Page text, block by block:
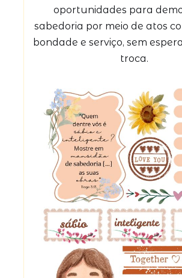
oportunidades para
sabedoria por meio de atos
bondade e serviço, sem
troca.